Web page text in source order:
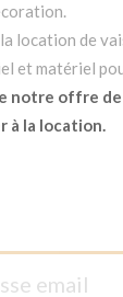
location de
et matériel
notre offre
à la location.